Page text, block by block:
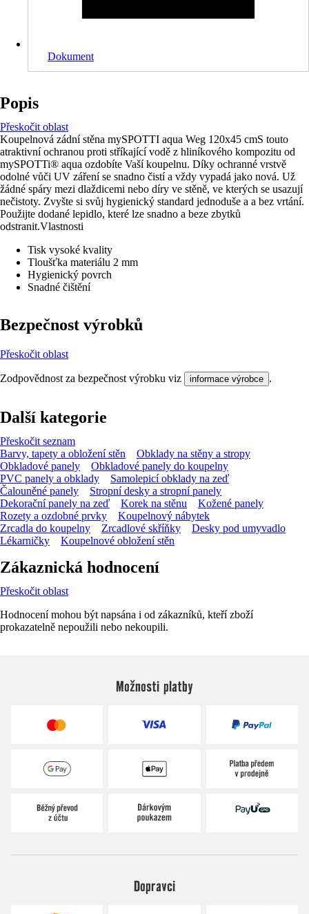
Dokument
Popis
Přeskočit oblast
Koupelnová zádní stěna mySPOTTI aqua Weg 120x45 cmS touto
atraktivní ochranou proti stříkající vodě z hliníkového kompozitu od
mySPOTTi® aqua ozdobíte Vaší koupelnu. Díky ochranné vrstvě
odolné vůči UV záření se snadno čistí a vždy vypadá jako nová. Už
žádné spáry mezi dlaždicemi nebo díry ve stěně, ve kterých se usazují
nečistoty. Zvyšte si svůj hygienický standard jednoduše a a bez vrtání.
Použijte dodané lepidlo, které lze snadno a beze zbytků
odstranit.Vlastnosti
Tisk vysoké kvality
Tloušťka materiálu 2 mm
Hygienický povrch
Snadné čištění
Bezpečnost výrobků
Přeskočit oblast
Zodpovědnost za bezpečnost výrobku viz informace výrobce .
Další kategorie
Přeskočit seznam
Barvy, tapety a obložení stěn
Obklady na stěny a stropy
Obkladové panely
Obkladové panely do koupelny
PVC panely a obklady
Samolepicí obklady na zeď
Čalouněné panely
Stropní desky a stropní panely
Dekorační panely na zeď
Korek na stěnu
Kožené panely
Rozety a ozdobné prvky
Koupelnový nábytek
Zrcadla do koupelny
Zrcadlové skříňky
Desky pod umyvadlo
Lékarničky
Koupelnové obložení stěn
Zákaznická hodnocení
Přeskočit oblast
Hodnocení mohou být napsána i od zákazníků, kteří zboží
prokazatelně nepoužili nebo nekoupili.
Možnosti platby
Dopravci